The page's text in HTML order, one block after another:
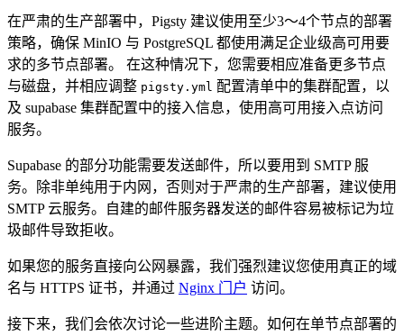
在严肃的生产部署中，Pigsty 建议使用至少3～4个节点的部署
策略，确保 MinIO 与 PostgreSQL 都使用满足企业级高可用要
求的多节点部署。 在这种情况下，您需要相应准备更多节点
与磁盘，并相应调整 pigsty.yml 配置清单中的集群配置，以
及 supabase 集群配置中的接入信息，使用高可用接入点访问
服务。
Supabase 的部分功能需要发送邮件，所以要用到 SMTP 服
务。除非单纯用于内网，否则对于严肃的生产部署，建议使用
SMTP 云服务。自建的邮件服务器发送的邮件容易被标记为垃
圾邮件导致拒收。
如果您的服务直接向公网暴露，我们强烈建议您使用真正的域
名与 HTTPS 证书，并通过 Nginx 门户 访问。
接下来，我们会依次讨论一些进阶主题。如何在单节点部署的